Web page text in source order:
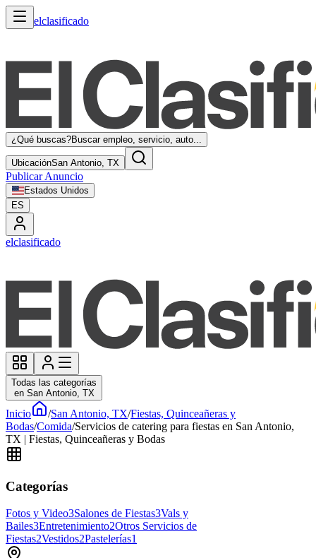
elclasificado
¿Qué buscas?Buscar empleo, servicio, auto...
UbicaciónSan Antonio, TX
Publicar Anuncio
Estados Unidos
ES
elclasificado
Todas las categorías
en San Antonio, TX
Inicio /San Antonio, TX/Fiestas, Quinceañeras y
Bodas/Comida/Servicios de catering para fiestas en San Antonio,
TX | Fiestas, Quinceañeras y Bodas
Categorías
Fotos y Video3Salones de Fiestas3Vals y
Bailes3Entretenimiento2Otros Servicios de
Fiestas2Vestidos2Pastelerías1